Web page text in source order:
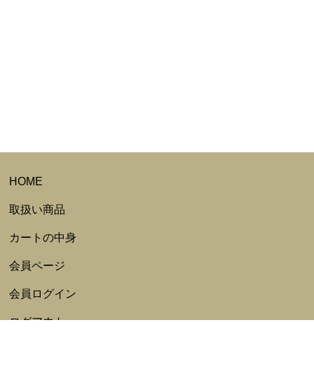
HOME
取扱い商品
カートの中身
会員ページ
会員ログイン
ログアウト